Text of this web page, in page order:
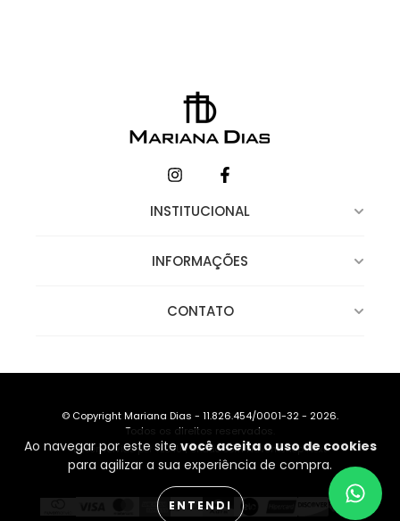
Ao navegar por este site você aceita o uso de cookies
para agilizar a sua experiência de compra.
ENTENDI
INSTITUCIONAL
INFORMAÇÕES
CONTATO
© Copyright Mariana Dias - 11.826.454/0001-32 - 2026.
Todos os direitos reservados.
Desenvolvido por TEC4U|Criado com Nuvemshop Next